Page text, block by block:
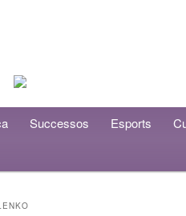
Successos Esports